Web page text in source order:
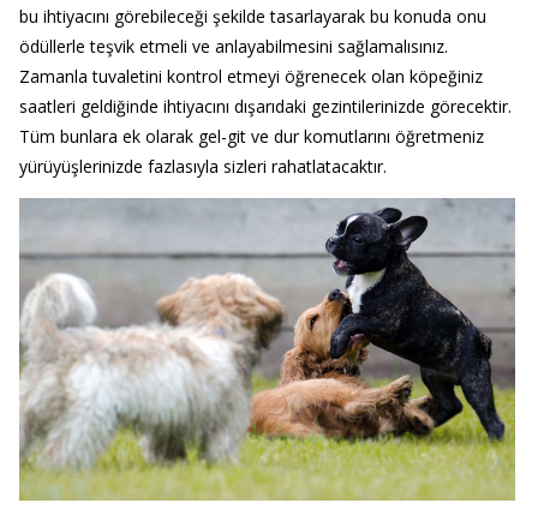
bu ihtiyacını görebileceği şekilde tasarlayarak bu konuda onu
ödüllerle teşvik etmeli ve anlayabilmesini sağlamalısınız.
Zamanla tuvaletini kontrol etmeyi öğrenecek olan köpeğiniz
saatleri geldiğinde ihtiyacını dışarıdaki gezintilerinizde görecektir.
Tüm bunlara ek olarak gel-git ve dur komutlarını öğretmeniz
yürüyüşlerinizde fazlasıyla sizleri rahatlatacaktır.